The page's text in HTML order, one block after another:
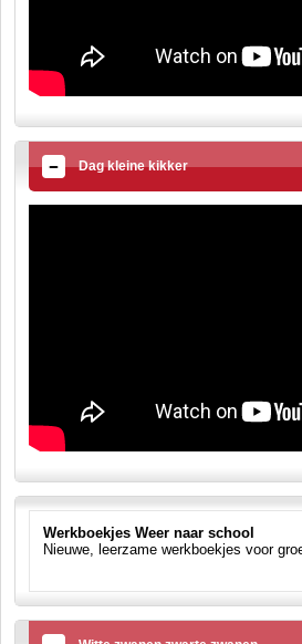
Dag kleine kikker
Werkboekjes Weer naar school
Nieuwe, leerzame werkboekjes voor